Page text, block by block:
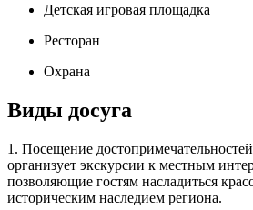
Детская игровая площадка
Ресторан
Охрана
Виды досуга
1. Посещение
организует экскурсии к местным
позволяющие гостям насладиться
историческим наследием региона.